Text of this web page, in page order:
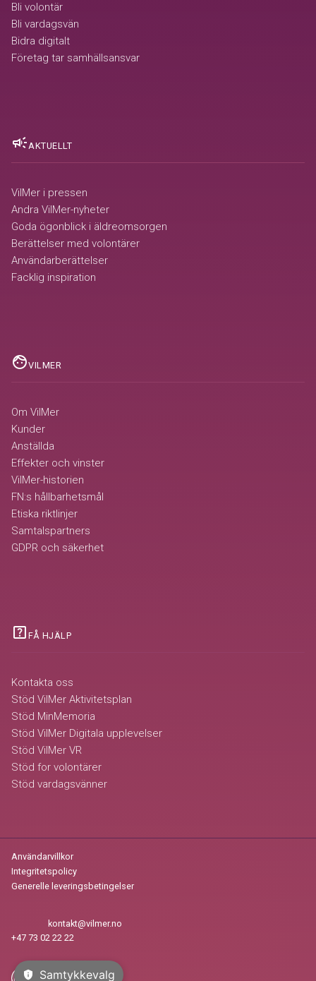
Bli volontär
Bli vardagsvän
Bidra digitalt
Företag tar samhällsansvar
campaignAKTUELLT
VilMer i pressen
Andra VilMer-nyheter
Goda ögonblick i äldreomsorgen
Berättelser med volontärer
Användarberättelser
Facklig inspiration
faceVILMER
Om VilMer
Kunder
Anställda
Effekter och vinster
VilMer-historien
FN:s hållbarhetsmål
Etiska riktlinjer
Samtalspartners
GDPR och säkerhet
help_center FÅ HJÄLP
Kontakta oss
Stöd VilMer Aktivitetsplan
Stöd MinMemoria
Stöd VilMer Digitala upplevelser
Stöd VilMer VR
Stöd for volontärer
Stöd vardagsvänner
VilMer AS @ 2026
Användarvillkor
Integritetspolicy
Generelle leveringsbetingelser
kontakt@vilmer.no
+47 73 02 22 22
privacy_tip Samtykkevalg